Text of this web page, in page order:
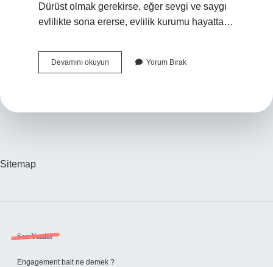
Dürüst olmak gerekirse, eğer sevgi ve saygı
evlilikte sona ererse, evlilik kurumu hayatta…
Devamını okuyun
Evlilik
Yorum Bırak
Sitemap
Sidebar
Son Yazılar
Engagement bait ne demek ?